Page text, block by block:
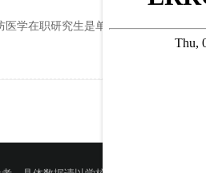
学在职研究生是单证还是双证